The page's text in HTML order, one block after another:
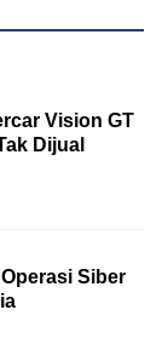
Vision GT
Dijual
Siber